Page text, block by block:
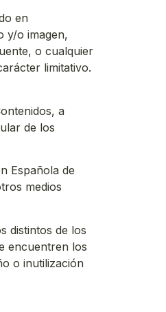
en
y/o imagen,
o cualquier
limitativo.
a
de los
Española de
medios
distintos de los
encuentren los
o inutilización